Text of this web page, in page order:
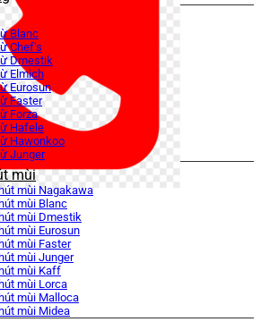
Blanc
Chef’s
Dmestik
Elmich
Eurosun
Faster
Forza
Hafele
Hawonkoo
Junger
mùi
mùi Nagakawa
mùi Blanc
mùi Dmestik
mùi Eurosun
mùi Faster
mùi Junger
mùi Kaff
mùi Lorca
mùi Malloca
mùi Midea